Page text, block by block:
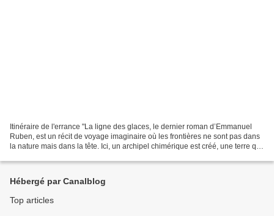
Itinéraire de l'errance "La ligne des glaces, le dernier roman d’Emmanuel
Ruben, est un récit de voyage imaginaire où les frontières ne sont pas dans
la nature mais dans la tête. Ici, un archipel chimérique est créé, une terre qui
Hébergé par Canalblog
Top articles